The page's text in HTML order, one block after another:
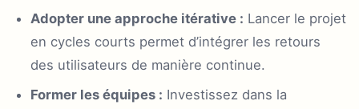
Adopter une approche itérative : Lancer le projet
en cycles courts permet d’intégrer les retours
des utilisateurs de manière continue.
Former les équipes : Investissez dans la